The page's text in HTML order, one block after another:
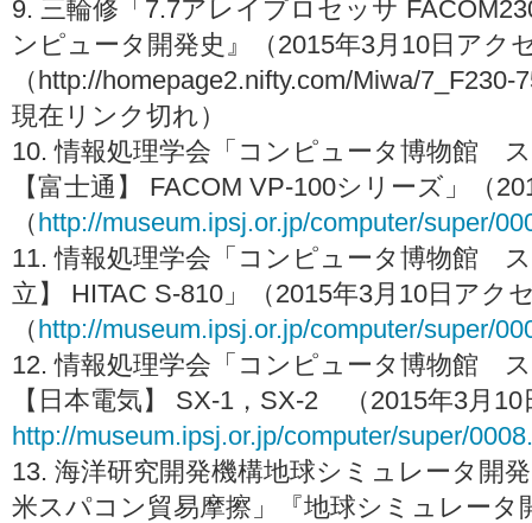
9. 三輪修「7.7アレイプロセッサ
ンピュータ開発史』（2015年3月10日アク
（http://homepage2.nifty.com/Miwa/
現在リンク切れ）
10. 情報処理学会「コンピュータ博物館
【富士通】 FACOM VP-100シリーズ」（
（http://museum.ipsj.or.jp/computer/super/
11. 情報処理学会「コンピュータ博物館
立】 HITAC S-810」（2015年3月10日アク
（http://museum.ipsj.or.jp/computer/super/
12. 情報処理学会「コンピュータ博物館
【日本電気】 SX-1，SX-2 （2015年3月
http://museum.ipsj.or.jp/computer/super/
13. 海洋研究開発機構地球シミュレータ開
米スパコン貿易摩擦」『地球シミュレータ